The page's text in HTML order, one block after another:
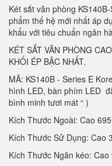
Két sắt văn phòng
phẩm thế hệ mới nhất áp
khẩu với tiêu chuẩn ngân
KÉT SẮT VĂN PHÒNG
KHỐI ÉP BẬC NHẤT.
MÃ: KS140B - Series E
hình LED, bàn phím LED
bình minh tươi mát “ )
Kích Thước Ngoài: Cao
Kích Thước Sử Dụng: Cao
Kích Thước Ngăn kéo: